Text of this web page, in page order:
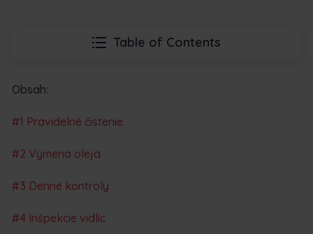
Table of Contents
Obsah:
#1 Pravidelné čistenie
#2 Výmena oleja
#3 Denné kontroly
#4 Inšpekcie vidlíc